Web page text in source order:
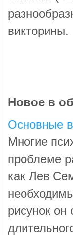
викторины.
Новое в
Основные
Многие
проблеме
как Лев
рисунок